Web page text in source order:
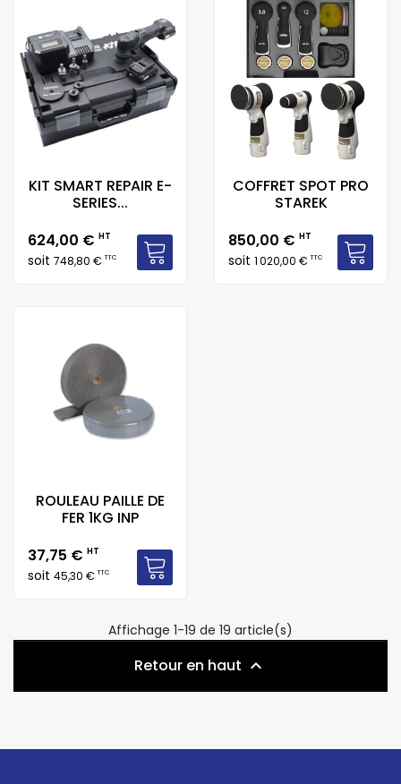
KIT SMART REPAIR E-
SERIES...
Prix
624,00 € HT
soit 748,80 €TTC
COFFRET SPOT PRO
STAREK
Prix
850,00 € HT
soit 1 020,00 €TTC
ROULEAU PAILLE DE
FER 1KG INP
Prix
37,75 € HT
soit 45,30 €TTC
Affichage 1-19 de 19 article(s)
Retour en haut 